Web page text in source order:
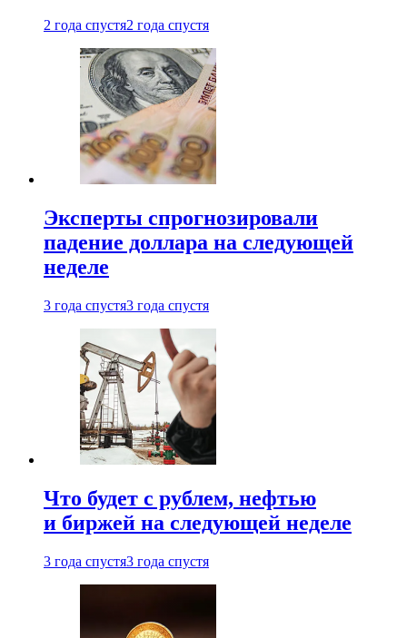
2 года спустя2 года спустя
Эксперты спрогнозировали
падение доллара на следующей
неделе
3 года спустя3 года спустя
Что будет с рублем, нефтью
и биржей на следующей неделе
3 года спустя3 года спустя